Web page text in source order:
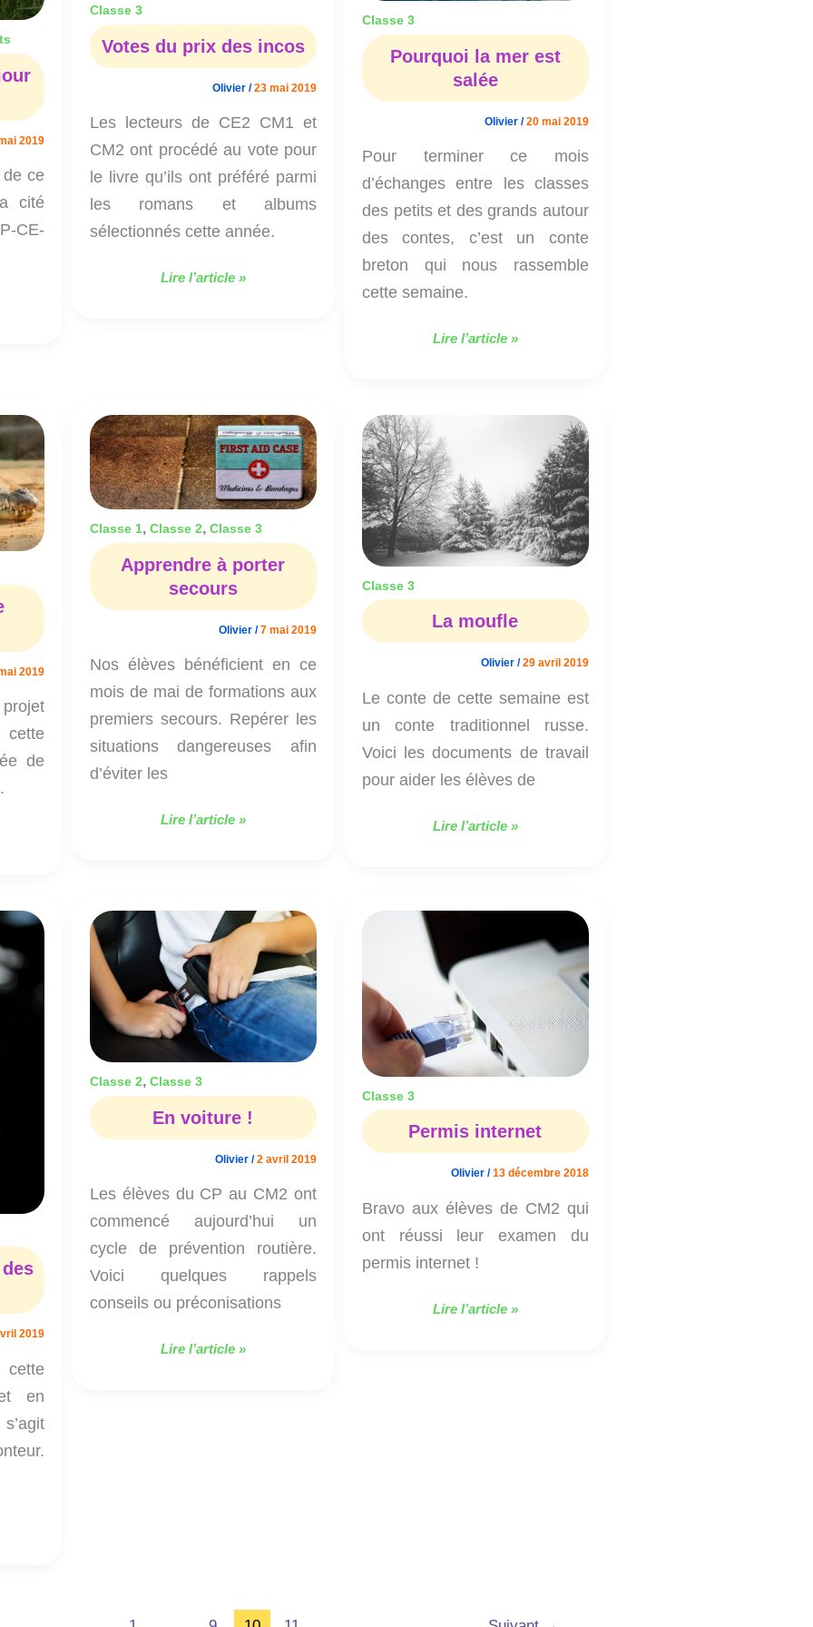
2019
de ce
cité
CE-
Classe 3
Votes du prix des incos
Olivier /23 mai 2019
Les lecteurs de CE2 CM1 et
CM2 ont procédé au vote pour
le livre qu’ils ont préféré parmi
les romans et albums
sélectionnés cette année.
Lire l’article »
Classe 3
Pourquoi la mer est
salée
Olivier /20 mai 2019
Pour terminer ce mois
d’échanges entre les classes
des petits et des grands autour
des contes, c’est un conte
breton qui nous rassemble
cette semaine.
Lire l’article »
2019
de
Classe 1, Classe 2, Classe 3
Apprendre à porter
secours
Olivier /7 mai 2019
Nos élèves bénéficient en ce
mois de mai de formations aux
premiers secours. Repérer les
situations dangereuses afin
d’éviter les
Apprendre
à
porter
secours
Lire l’article »
Classe 3
La moufle
Olivier /29 avril 2019
Le conte de cette semaine est
un conte traditionnel russe.
Voici les documents de travail
pour aider les élèves de
moufle
Lire l’article »
2019
en
Classe 2, Classe 3
En voiture !
Olivier /2 avril 2019
Les élèves du CP au CM2 ont
commencé aujourd’hui un
cycle de prévention routière.
Voici quelques rappels
conseils ou préconisations
En
voiture
!
Lire l’article »
Classe 3
Permis internet
Olivier /13 décembre 2018
Bravo aux élèves de CM2 qui
ont réussi leur examen du
permis internet !
internet
Lire l’article »